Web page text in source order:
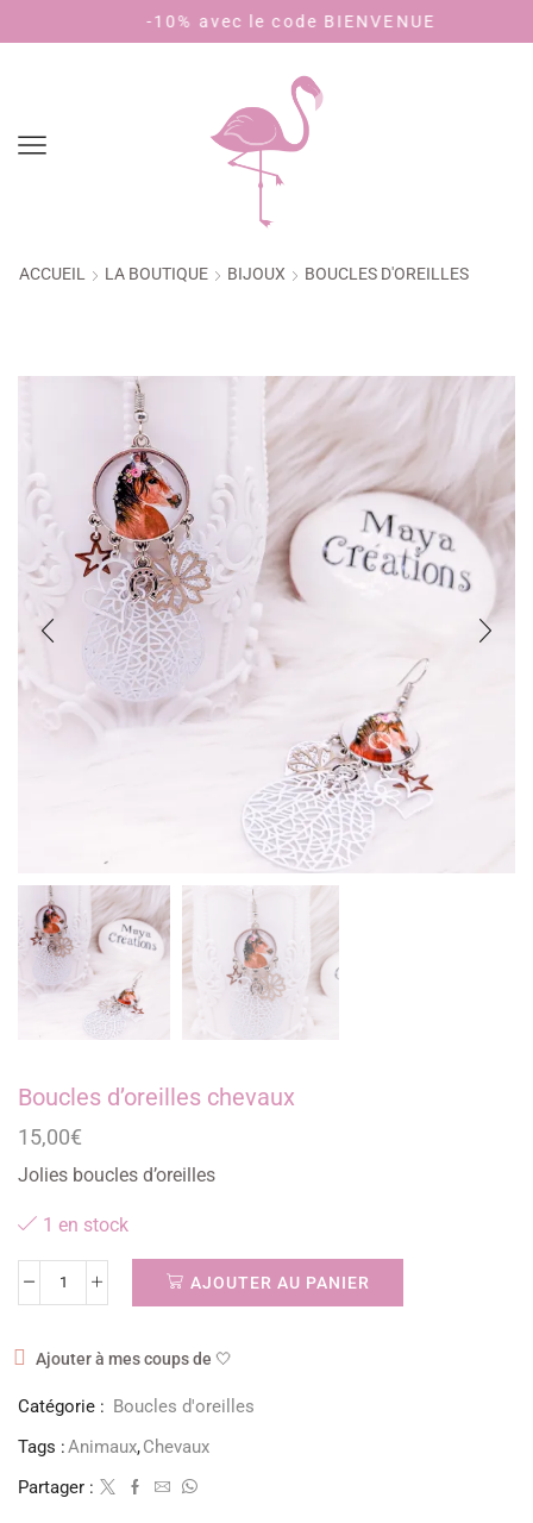
-10% avec le code BIENVENUE
ACCUEIL LA BOUTIQUE BIJOUX BOUCLES D'OREILLES
Boucles d’oreilles chevaux
15,00€
Jolies boucles d’oreilles
1 en stock
AJOUTER AU PANIER
Ajouter à mes coups de 🤍
Catégorie : Boucles d'oreilles
Tags :Animaux,Chevaux
Partager :